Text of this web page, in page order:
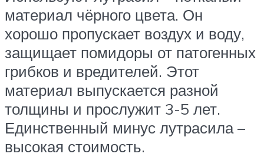
материал чёрного цвета. Он
хорошо пропускает воздух и воду,
защищает помидоры от патогенных
грибков и вредителей. Этот
материал выпускается разной
толщины и прослужит 3-5 лет.
Единственный минус лутрасила –
высокая стоимость.